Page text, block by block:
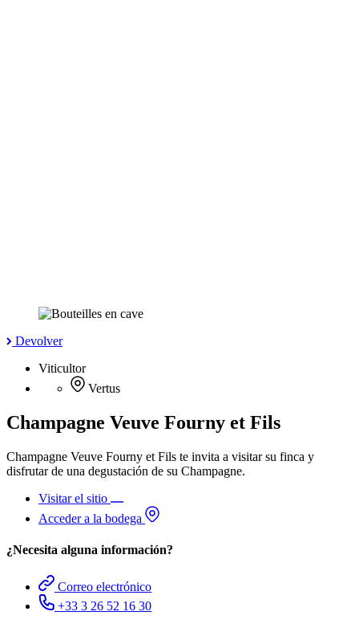
Devolver
Viticultor
Vertus
Champagne Veuve Fourny et Fils
Champagne Veuve Fourny et Fils te invita a visitar su finca y
disfrutar de una degustación de su Champagne.
Visitar el sitio
Acceder a la bodega
¿Necesita alguna información?
Correo electrónico
+33 3 26 52 16 30